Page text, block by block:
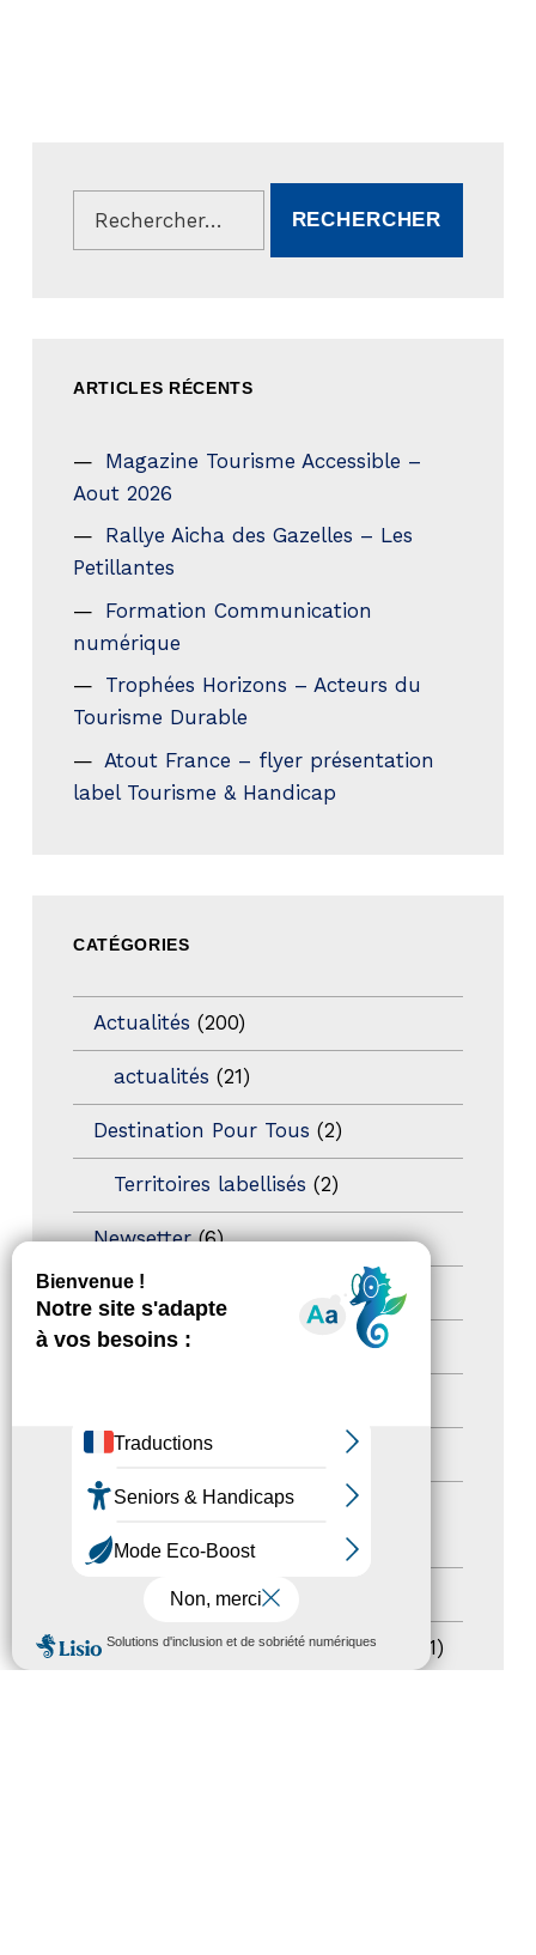
MENU
Rechercher :
ARTICLES RÉCENTS
Magazine Tourisme Accessible –
Aout 2026
Rallye Aicha des Gazelles – Les
Petillantes
Formation Communication
numérique
Trophées Horizons – Acteurs du
Tourisme Durable
Atout France – flyer présentation
label Tourisme & Handicap
CATÉGORIES
Actualités (200)
actualités (21)
Destination Pour Tous (2)
Territoires labellisés (2)
Newsetter(6)
Newsletter pro
Nos Actions
Formation
Journées nationales Tourisme &
Handicap
(5)
Salons(11)
Sommet mondial du tourisme (1)